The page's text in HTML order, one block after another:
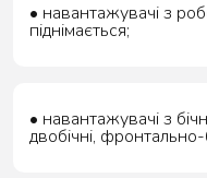
• навантажувачі з
піднімається;
• навантажувачі з
двобічні, фронтально-